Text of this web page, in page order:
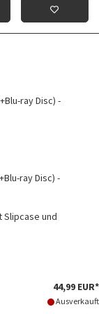
ray Disc) -
Slipcase und
44,99 EUR*
Ausverkauft